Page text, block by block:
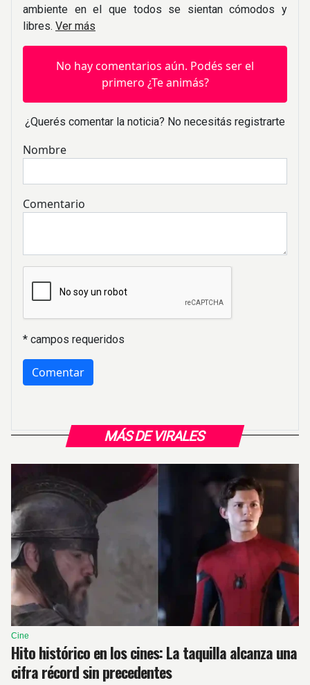
MÁS DE VIRALES
Cine
Hito histórico en los cines: La taquilla alcanza una
cifra récord sin precedentes
ambiente en el que todos se sientan cómodos y
libres. Ver más
No hay comentarios aún. Podés ser el
primero ¿Te animás?
¿Querés comentar la noticia? No necesitás registrarte
Nombre
Comentario
* campos requeridos